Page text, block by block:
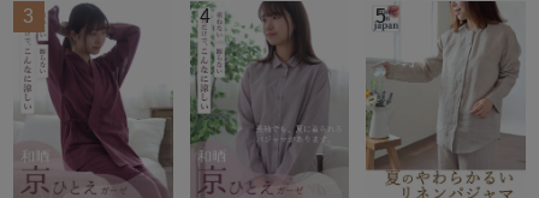
春 夏 冬
売れ筋ランキング
- Item Ranking -
新着商品
- New Arrival -
すべての生地一覧はこちら
目的別でさがす一覧はこちら
前開き スリーパー
作務衣
羽織・バスロ
上着単品
3 4 5